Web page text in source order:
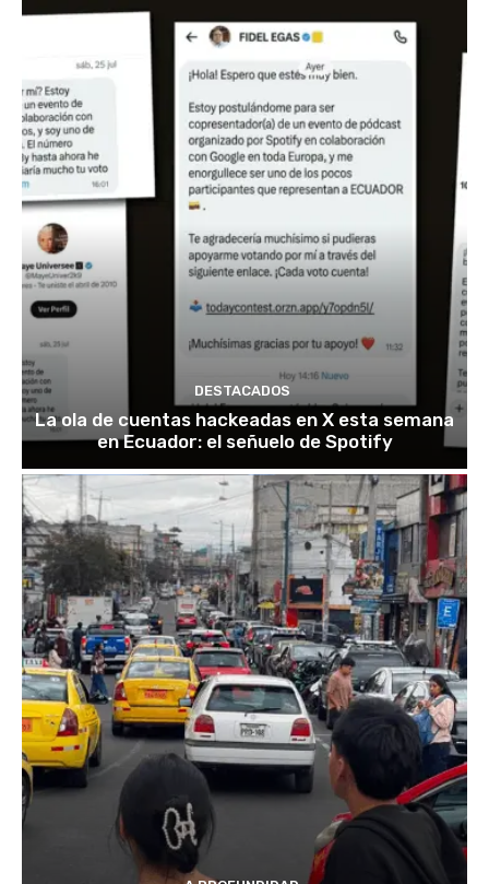
DESTACADOS
La ola de cuentas hackeadas en X esta semana
en Ecuador: el señuelo de Spotify